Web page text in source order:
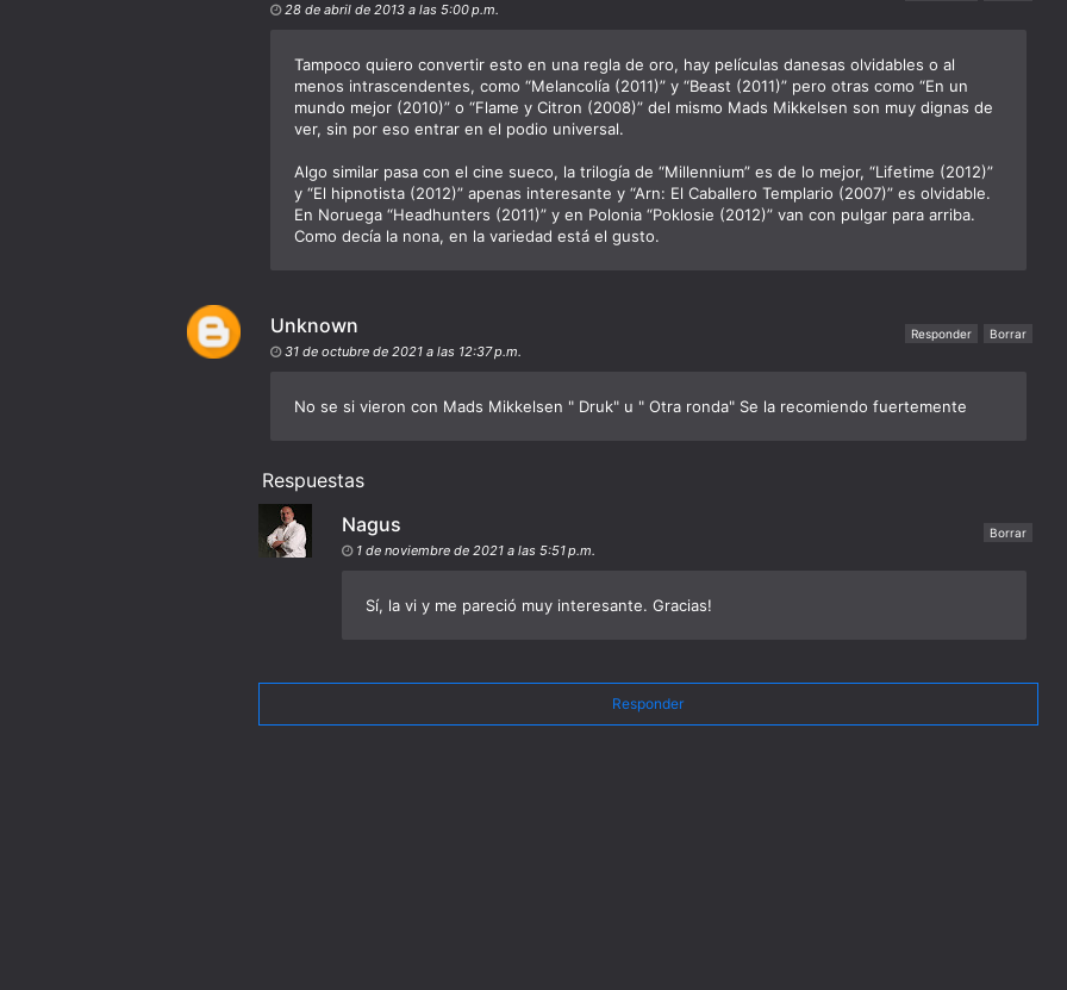
28 de abril de 2013 a las 5:00 p.m.
Tampoco quiero convertir esto en una regla de oro, hay películas danesas olvidables o al
menos intrascendentes, como “Melancolía (2011)” y “Beast (2011)” pero otras como “En un
mundo mejor (2010)” o “Flame y Citron (2008)” del mismo Mads Mikkelsen son muy dignas de
ver, sin por eso entrar en el podio universal.
Algo similar pasa con el cine sueco, la trilogía de “Millennium” es de lo mejor, “Lifetime (2012)”
y “El hipnotista (2012)” apenas interesante y “Arn: El Caballero Templario (2007)” es olvidable.
En Noruega “Headhunters (2011)” y en Polonia “Poklosie (2012)” van con pulgar para arriba.
Como decía la nona, en la variedad está el gusto.
Unknown
31 de octubre de 2021 a las 12:37 p.m.
No se si vieron con Mads Mikkelsen " Druk" u " Otra ronda" Se la recomiendo fuertemente
Responder Borrar
Respuestas
Nagus
1 de noviembre de 2021 a las 5:51 p.m.
Sí, la vi y me pareció muy interesante. Gracias!
Borrar
Responder